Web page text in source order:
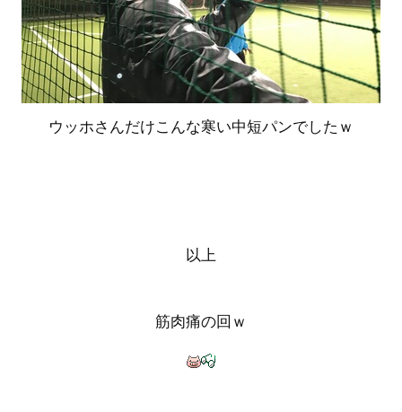
ウッホさんだけこんな寒い中短パンでしたｗ
以上
筋肉痛の回ｗ